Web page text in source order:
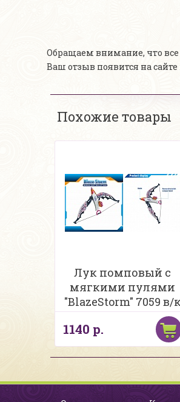
Обращаем внимание, что
Ваш отзыв появится на
Похожие товары
Лук помповый с
мягкими пулями
"BlazeStorm" 7059 в/
1140 р.